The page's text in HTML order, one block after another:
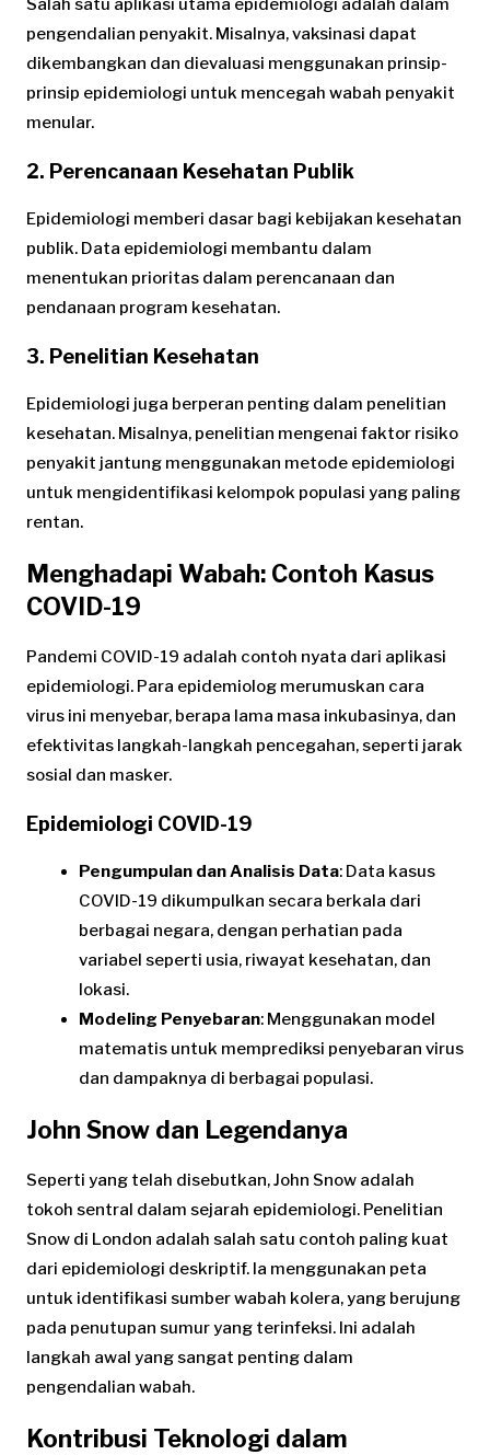
Salah satu aplikasi utama epidemiologi adalah dalam
pengendalian penyakit. Misalnya, vaksinasi dapat
dikembangkan dan dievaluasi menggunakan prinsip-
prinsip epidemiologi untuk mencegah wabah penyakit
menular.
2. Perencanaan Kesehatan Publik
Epidemiologi memberi dasar bagi kebijakan kesehatan
publik. Data epidemiologi membantu dalam
menentukan prioritas dalam perencanaan dan
pendanaan program kesehatan.
3. Penelitian Kesehatan
Epidemiologi juga berperan penting dalam penelitian
kesehatan. Misalnya, penelitian mengenai faktor risiko
penyakit jantung menggunakan metode epidemiologi
untuk mengidentifikasi kelompok populasi yang paling
rentan.
Menghadapi Wabah: Contoh Kasus
COVID-19
Pandemi COVID-19 adalah contoh nyata dari aplikasi
epidemiologi. Para epidemiolog merumuskan cara
virus ini menyebar, berapa lama masa inkubasinya, dan
efektivitas langkah-langkah pencegahan, seperti jarak
sosial dan masker.
Epidemiologi COVID-19
Pengumpulan dan Analisis Data: Data kasus
COVID-19 dikumpulkan secara berkala dari
berbagai negara, dengan perhatian pada
variabel seperti usia, riwayat kesehatan, dan
lokasi.
Modeling Penyebaran: Menggunakan model
matematis untuk memprediksi penyebaran virus
dan dampaknya di berbagai populasi.
John Snow dan Legendanya
Seperti yang telah disebutkan, John Snow adalah
tokoh sentral dalam sejarah epidemiologi. Penelitian
Snow di London adalah salah satu contoh paling kuat
dari epidemiologi deskriptif. Ia menggunakan peta
untuk identifikasi sumber wabah kolera, yang berujung
pada penutupan sumur yang terinfeksi. Ini adalah
langkah awal yang sangat penting dalam
pengendalian wabah.
Kontribusi Teknologi dalam